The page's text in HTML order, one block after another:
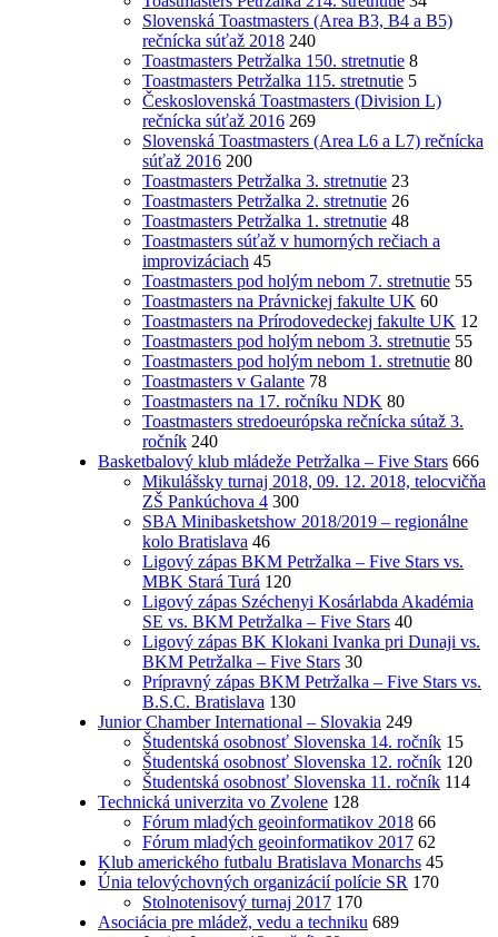
Slovenská Toastmasters (Area B3, B4 a B5)
rečnícka súťaž 2018 240
Toastmasters Petržalka 150. stretnutie 8
Toastmasters Petržalka 115. stretnutie 5
Československá Toastmasters (Division L)
rečnícka súťaž 2016 269
Slovenská Toastmasters (Area L6 a L7) rečnícka
súťaž 2016 200
Toastmasters Petržalka 3. stretnutie 23
Toastmasters Petržalka 2. stretnutie 26
Toastmasters Petržalka 1. stretnutie 48
Toastmasters súťaž v humorných rečiach a
improvizáciach 45
Toastmasters pod holým nebom 7. stretnutie 55
Toastmasters na Právnickej fakulte UK 60
Toastmasters na Prírodovedeckej fakulte UK 12
Toastmasters pod holým nebom 3. stretnutie 55
Toastmasters pod holým nebom 1. stretnutie 80
Toastmasters v Galante 78
Toastmasters na 17. ročníku NDK 80
Toastmasters stredoeurópska rečnícka sútaž 3.
ročník 240
Basketbalový klub mládeže Petržalka – Five Stars 666
Mikulášsky turnaj 2018, 09. 12. 2018, telocvičňa
ZŠ Pankúchova 4 300
SBA Minibasketshow 2018/2019 – regionálne
kolo Bratislava 46
Ligový zápas BKM Petržalka – Five Stars vs.
MBK Stará Turá 120
Ligový zápas Széchenyi Kosárlabda Akadémia
SE vs. BKM Petržalka – Five Stars 40
Ligový zápas BK Klokani Ivanka pri Dunaji vs.
BKM Petržalka – Five Stars 30
Prípravný zápas BKM Petržalka – Five Stars vs.
B.S.C. Bratislava 130
Junior Chamber International – Slovakia 249
Študentská osobnosť Slovenska 14. ročník 15
Študentská osobnosť Slovenska 12. ročník 120
Študentská osobnosť Slovenska 11. ročník 114
Technická univerzita vo Zvolene 128
Fórum mladých geoinformatikov 2018 66
Fórum mladých geoinformatikov 2017 62
Klub amerického futbalu Bratislava Monarchs 45
Únia telovýchovných organizácií polície SR 170
Stolnotenisový turnaj 2017 170
Asociácia pre mládež, vedu a techniku 689